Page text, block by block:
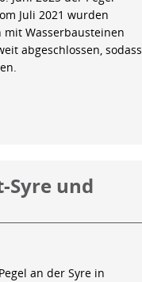
Juli 2021 wurden
Wasserbausteinen
abgeschlossen, sodass
Syre und
an der Syre in